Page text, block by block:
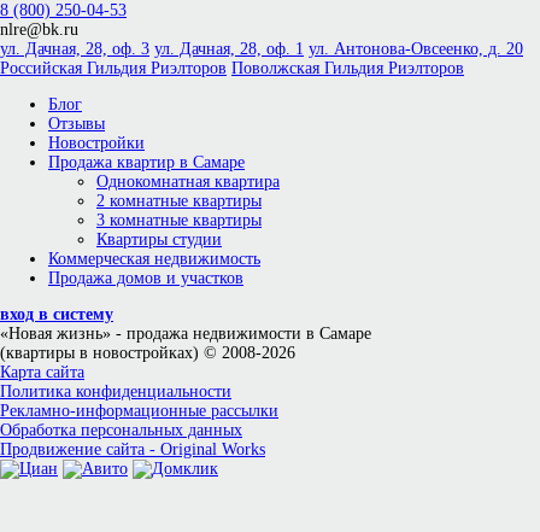
8 (800) 250-04-53
nlre@bk.ru
ул. Дачная, 28, оф. 3 ул. Дачная, 28, оф. 1 ул. Антонова-Овсеенко, д. 20
Российская Гильдия Риэлторов Поволжская Гильдия Риэлторов
Блог
Отзывы
Новостройки
Продажа квартир в Самаре
Однокомнатная квартира
2 комнатные квартиры
3 комнатные квартиры
Квартиры студии
Коммерческая недвижимость
Продажа домов и участков
вход в систему
«Новая жизнь» - продажа недвижимости в Самаре
(квартиры в новостройках) © 2008-2026
Карта сайта
Политика конфиденциальности
Рекламно-информационные рассылки
Обработка персональных данных
Продвижение сайта - Original Works